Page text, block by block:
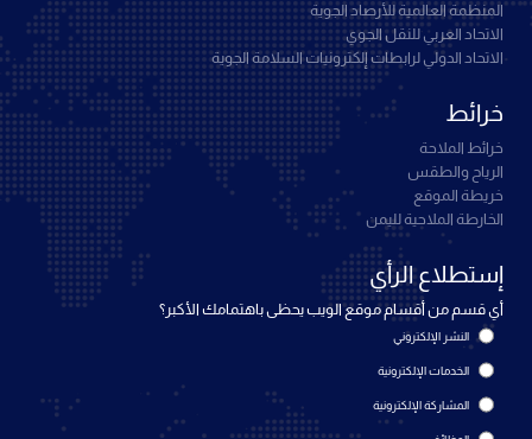
المنظمة العالمية للأرصاد الجوية
الاتحاد العربي للنقل الجوي
الاتحاد الدولي لرابطات إلكترونيات السلامة الجوية
خرائط
خرائط الملاحة
الرياح والطقس
خريطة الموقع
الخارطة الملاحية لليمن
إستطلاع الرأي
أي قسم من أقسام موقع الويب يحظى باهتمامك الأكبر؟
النشر الإلكتروني
الخدمات الإلكترونية
المشاركة الإلكترونية